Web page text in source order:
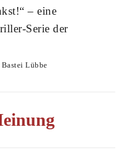
– eine
Serie der
Lübbe